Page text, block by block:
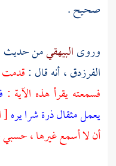
صحيح .
وروىالبيهقيمن حديث
الفرزدق ،أنه قال :قدمت
فسمعته يقرأ هذه الآية :
يعمل مثقال ذرة شرا يره
أن لا أسمع غيرها ،